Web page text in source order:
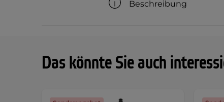
Beschreibung
Das könnte Sie auch